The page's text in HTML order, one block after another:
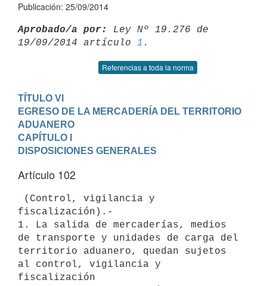
Publicación: 25/09/2014
Aprobado/a por:
Ley Nº 19.276 de
19/09/2014 artículo 1
Referencias a toda la norma
TÍTULO VI
EGRESO DE LA MERCADERÍA DEL TERRITORIO
ADUANERO
CAPÍTULO I
DISPOSICIONES GENERALES
Artículo 102
fiscalización).-
1. La salida de mercaderías, medios
de transporte y unidades de carga del
territorio aduanero, quedan sujetos
al control, vigilancia y
fiscalización